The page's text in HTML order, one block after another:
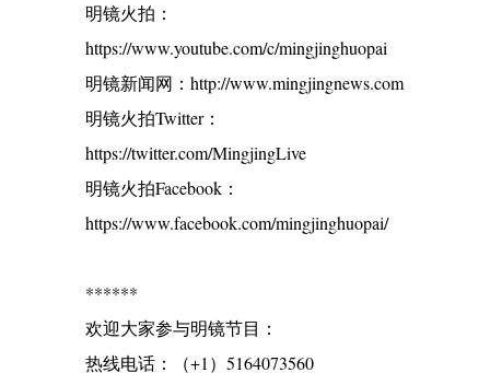
明镜火拍：
https://www.youtube.com/c/mingjinghuopai
明镜新闻网：http://www.mingjingnews.com
明镜火拍Twitter：
https://twitter.com/MingjingLive
明镜火拍Facebook：
https://www.facebook.com/mingjinghuopai/
******
欢迎大家参与明镜节目：
热线电话：（+1）5164073560